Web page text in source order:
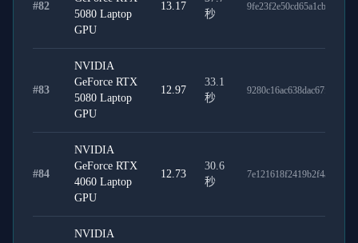
#82
5080 Laptop
GPU
13.17
秒
9fe23f2e50cd65a1cb00
#83
NVIDIA
GeForce RTX
5080 Laptop
GPU
12.97
33.1
秒
9280c16ac638dac67f75
#84
NVIDIA
GeForce RTX
4060 Laptop
GPU
12.73
30.6
秒
7e121618f2419b2f4a76
NVIDIA